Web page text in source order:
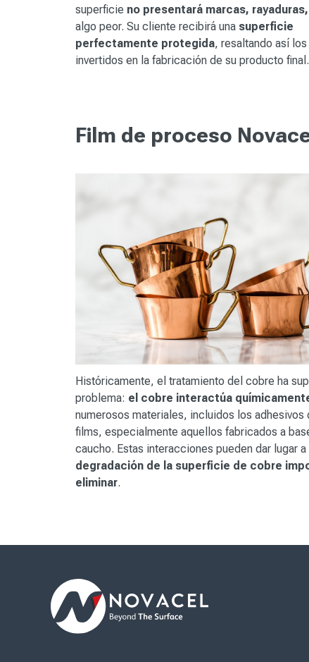
superficie no presentará marcas,
algo peor. Su cliente recibirá una superficie
perfectamente protegida, resaltando así
invertidos en la fabricación de su producto final.
Film de proceso
Históricamente, el tratamiento del cobre ha
problema: el cobre interactúa
numerosos materiales, incluidos los adhesivos
films, especialmente aquellos fabricados a
caucho. Estas interacciones pueden dar lugar a
degradación de la superficie de cobre
eliminar.